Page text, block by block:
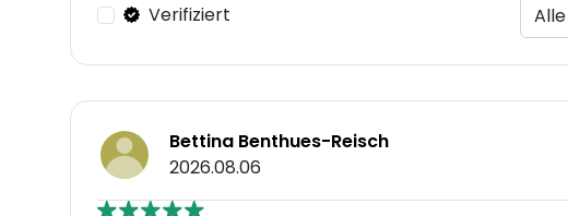
Verifiziert
Bettina Benthues-Reisch
2026.08.06